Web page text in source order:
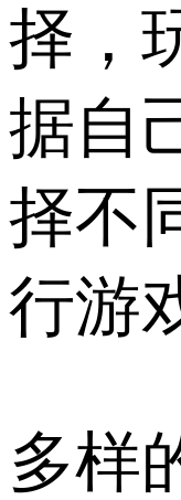
择，
据自
择不
行游
多样